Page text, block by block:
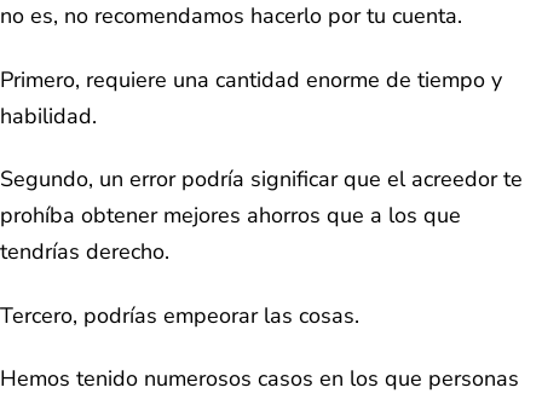
no es, no recomendamos hacerlo por tu cuenta.
Primero, requiere una cantidad enorme de tiempo y
habilidad.
Segundo, un error podría significar que el acreedor te
prohíba obtener mejores ahorros que a los que
tendrías derecho.
Tercero, podrías empeorar las cosas.
Hemos tenido numerosos casos en los que personas